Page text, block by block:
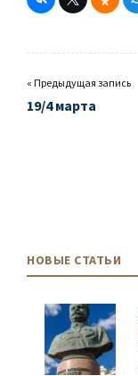
« Предыдущая запись
19/4 марта
НОВЫЕ СТАТЬИ